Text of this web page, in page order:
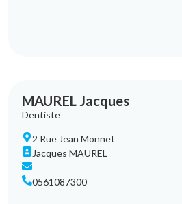
MAUREL Jacques
Dentiste
2 Rue Jean Monnet
Jacques MAUREL
0561087300